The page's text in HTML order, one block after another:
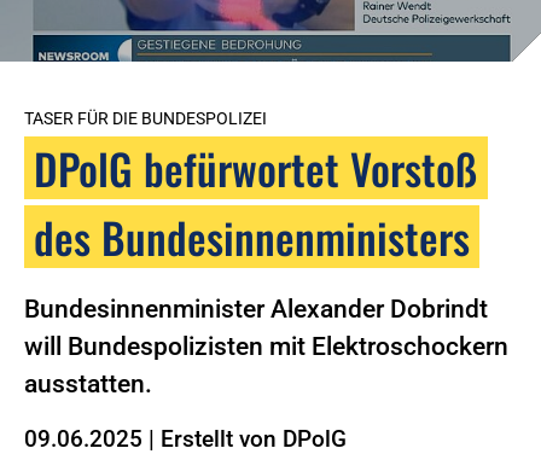
TASER FÜR DIE BUNDESPOLIZEI
DPolG befürwortet Vorstoß
des Bundesinnenministers
Bundesinnenminister Alexander Dobrindt
will Bundespolizisten mit Elektroschockern
ausstatten.
09.06.2025 | Erstellt von DPolG